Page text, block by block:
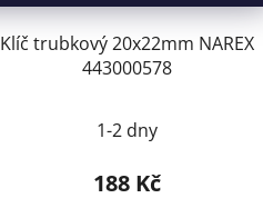
Klíč trubkový 20x22mm NAREX
443000578
1-2 dny
188 Kč